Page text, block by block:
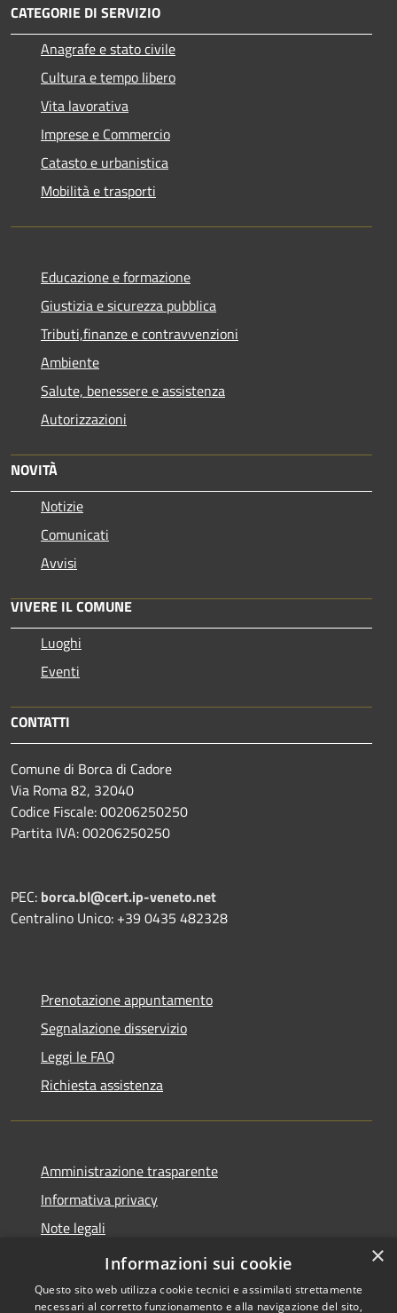
CATEGORIE DI SERVIZIO
Anagrafe e stato civile
Cultura e tempo libero
Vita lavorativa
Imprese e Commercio
Catasto e urbanistica
Mobilità e trasporti
Educazione e formazione
Giustizia e sicurezza pubblica
Tributi,finanze e contravvenzioni
Ambiente
Salute, benessere e assistenza
Autorizzazioni
NOVITÀ
Notizie
Comunicati
Avvisi
VIVERE IL COMUNE
Luoghi
Eventi
CONTATTI
Comune di Borca di Cadore
Via Roma 82, 32040
Codice Fiscale: 00206250250
Partita IVA: 00206250250
PEC: borca.bl@cert.ip-veneto.net
Centralino Unico: +39 0435 482328
Prenotazione appuntamento
Segnalazione disservizio
Leggi le FAQ
Richiesta assistenza
Amministrazione trasparente
Informativa privacy
Note legali
Dichiarazione di accessibilità
×
Informazioni sui cookie
Questo sito web utilizza cookie tecnici e assimilati strettamente
necessari al corretto funzionamento e alla navigazione del sito,